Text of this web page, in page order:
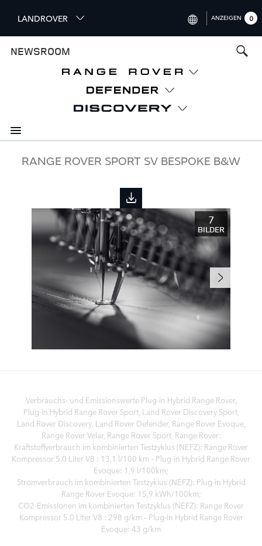
i
p
n
c
LANDROVER
CHINA (中国（中文))
FRANCE (FRANÇAIS)
ANZEIGEN 0
NEWSROOM
RANGE ROVER SPORT SV BESPOKE B&W
7
BILDER
Verbrauchs- und Emissionswerte Plug‑in Hybrid Range Rover,
Plug‑in Hybrid Range Rover Sport, Land Rover Discovery Sport,
Land Rover Discovery, Land Rover Defender, Range Rover Evoque,
Range Rover Velar, Range Rover Sport, Range Rover:
Kraftstoffverbrauch im kombinierten Testzyklus (NEFZ): Range Rover
Kompressor 5.0 Liter V8 : 13,1 l/100 km – Plug-in Hybrid Range Rover
Evoque: 1,9 l/100km;
Stromverbrauch im kombinierten Testzyklus (NEFZ): Plug-in Hybrid
Range Rover Evoque: 15,9 kWh/100km;
CO2-Emissionen im kombinierten Testzyklus (NEFZ): Range Rover
Kompressor 5.0 Liter V8 : 298 g/km – Plug-in Hybrid Range Rover
Evoque: 43 g/km